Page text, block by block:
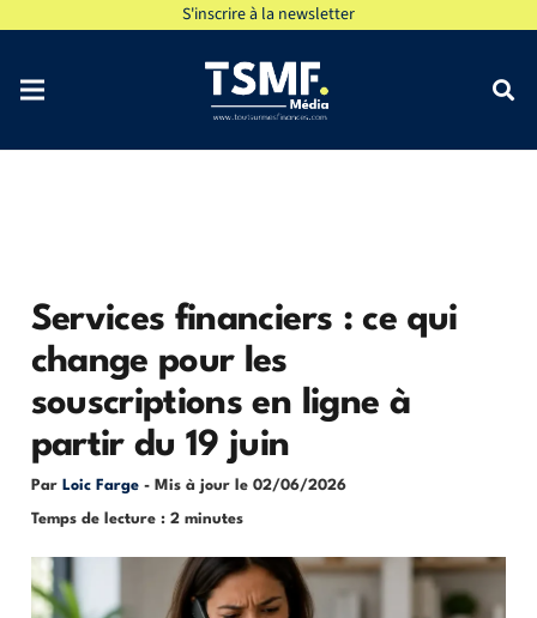
S'inscrire à la newsletter
Services financiers : ce qui
change pour les
souscriptions en ligne à
partir du 19 juin
Par Loic Farge - Mis à jour le 02/06/2026
Temps de lecture : 2 minutes